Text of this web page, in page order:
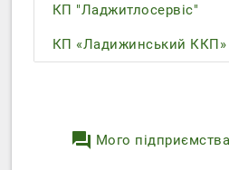
КП "Ладжитлосервіс"
КП «Ладижинський ККП»
question_answer Мого